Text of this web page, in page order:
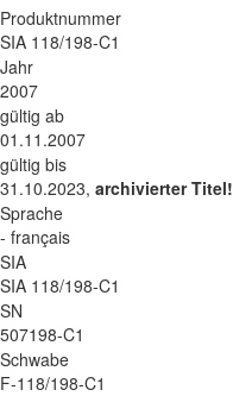
Produktnummer
SIA 118/198-C1
Jahr
2007
gültig ab
01.11.2007
gültig bis
31.10.2023, archivierter Titel!
Sprache
- français
SIA
SIA 118/198-C1
SN
507198-C1
Schwabe
F-118/198-C1